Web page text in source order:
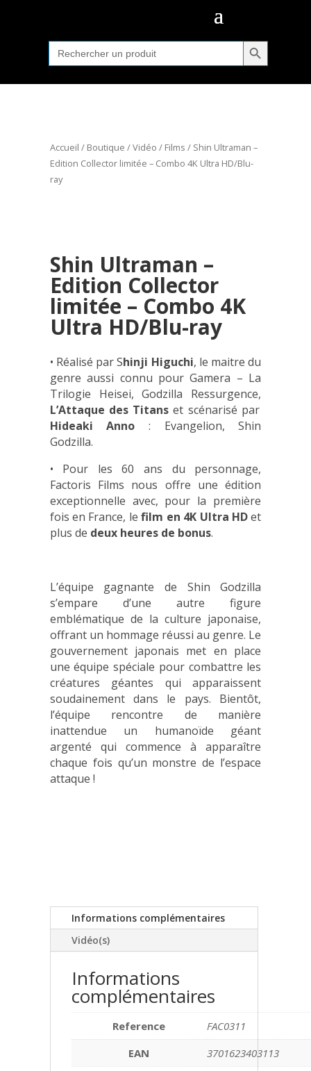
Search
for:
Search Button
Accueil / Boutique /Vidéo / Films / Shin Ultraman –
Edition Collector limitée – Combo 4K Ultra HD/Blu-
ray
Shin Ultraman –
Edition Collector
limitée – Combo 4K
Ultra HD/Blu-ray
• Réalisé par Shinji Higuchi, le maitre du
genre aussi connu pour Gamera – La
Trilogie Heisei, Godzilla Ressurgence,
L’Attaque des Titans et scénarisé par
Hideaki Anno : Evangelion, Shin
Godzilla.
• Pour les 60 ans du personnage,
Factoris Films nous offre une édition
exceptionnelle avec, pour la première
fois en France, lefilm en 4K Ultra HDet
plus de deux heures de bonus.
L’équipe gagnante de Shin Godzilla
s’empare d’une autre figure
emblématique de la culture japonaise,
offrant un hommage réussi au genre. Le
gouvernement japonais met en place
une équipe spéciale pour combattre les
créatures géantes qui apparaissent
soudainement dans le pays. Bientôt,
l’équipe rencontre de manière
inattendue un humanoïde géant
argenté qui commence à apparaître
chaque fois qu’un monstre de l’espace
attaque !
Informations complémentaires
Vidéo(s)
Informations
complémentaires
Reference
FAC0311
EAN
3701623403113